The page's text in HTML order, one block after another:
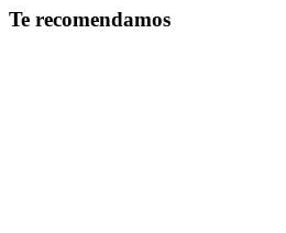
Te recomendamos